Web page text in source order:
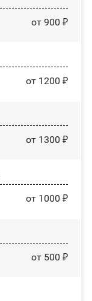
от 900 ₽
от 1200 ₽
от 1300 ₽
от 1000 ₽
от 500 ₽